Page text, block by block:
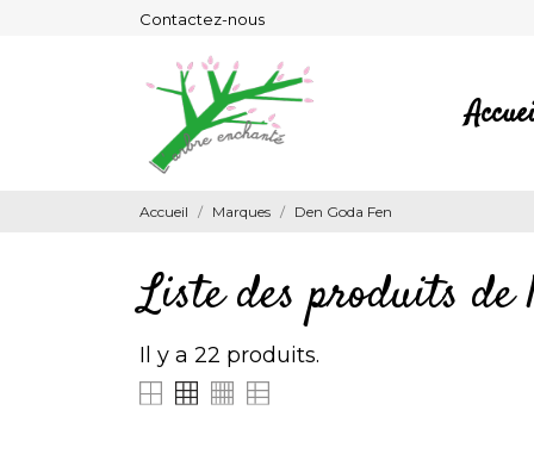
Contactez-nous
Accueil Marques Den Goda Fen
Liste des produits
Il y a 22 produits.